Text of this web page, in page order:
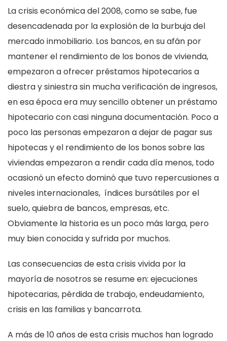
La crisis económica del 2008, como se sabe, fue
desencadenada por la explosión de la burbuja del
mercado inmobiliario. Los bancos, en su afán por
mantener el rendimiento de los bonos de vivienda,
empezaron a ofrecer préstamos hipotecarios a
diestra y siniestra sin mucha verificación de ingresos,
en esa época era muy sencillo obtener un préstamo
hipotecario con casi ninguna documentación. Poco a
poco las personas empezaron a dejar de pagar sus
hipotecas y el rendimiento de los bonos sobre las
viviendas empezaron a rendir cada día menos, todo
ocasionó un efecto dominó que tuvo repercusiones a
niveles internacionales, índices bursátiles por el
suelo, quiebra de bancos, empresas, etc.
Obviamente la historia es un poco más larga, pero
muy bien conocida y sufrida por muchos.
Las consecuencias de esta crisis vivida por la
mayoría de nosotros se resume en: ejecuciones
hipotecarias, pérdida de trabajo, endeudamiento,
crisis en las familias y bancarrota.
A más de 10 años de esta crisis muchos han logrado